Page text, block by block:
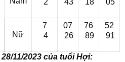
2
43
18
05
Nữ
7
4
07
26
76
89
52
91
11/2023 của tuổi Hợi: